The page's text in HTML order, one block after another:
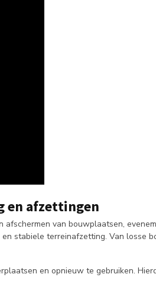
en afzettingen
van bouwplaatsen,
stabiele terreinafzetting. Van losse
en opnieuw te gebruiken.